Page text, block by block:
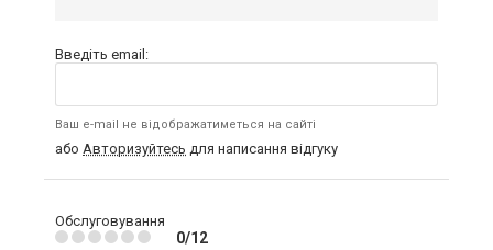
Введіть email:
Ваш e-mail не відображатиметься на сайті
або Авторизуйтесь для написання відгуку
Обслуговування
0/12